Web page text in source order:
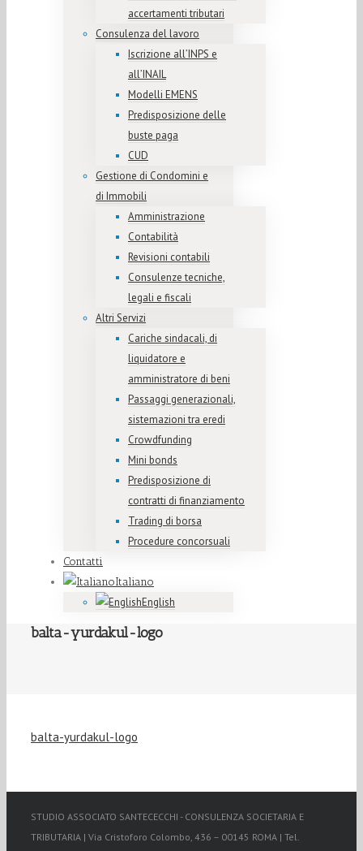
accertamenti tributari
Consulenza del lavoro
Iscrizione all’INPS e
all’INAIL
Modelli EMENS
Predisposizione delle
buste paga
CUD
Gestione di Condomini e
di Immobili
Amministrazione
Contabilità
Revisioni contabili
Consulenze tecniche,
legali e fiscali
Altri Servizi
Cariche sindacali, di
liquidatore e
amministratore di beni
Passaggi generazionali,
sistemazioni tra eredi
Crowdfunding
Mini bonds
Predisposizione di
contratti di finanziamento
Trading di borsa
Procedure concorsuali
Contatti
Italiano
English
balta-yurdakul-logo
balta-yurdakul-logo
STUDIO ASSOCIATO SANTECECCHI - CONSULENZA SOCIETARIA E
TRIBUTARIA | Via Cristoforo Colombo, 436 – 00145 ROMA | Tel.